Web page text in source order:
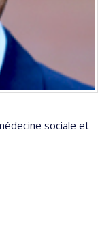
sociale et